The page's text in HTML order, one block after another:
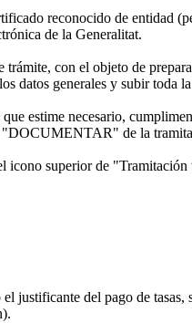
reconocido de entidad
de la Generalitat.
con el objeto de
datos generales y subir toda
estime necesario,
"DOCUMENTAR" de la
superior de
justificante del pago de tasas,